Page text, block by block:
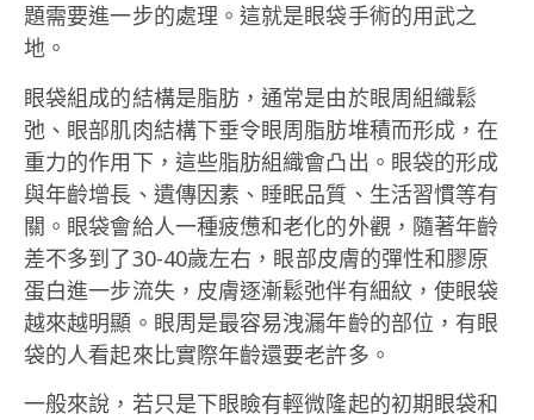
題需要進一步的處理。這就是眼袋手術的用武之
地。
眼袋組成的結構是脂肪，通常是由於眼周組織鬆
弛、眼部肌肉結構下垂令眼周脂肪堆積而形成，在
重力的作用下，這些脂肪組織會凸出。眼袋的形成
與年齡增長、遺傳因素、睡眠品質、生活習慣等有
關。眼袋會給人一種疲憊和老化的外觀，隨著年齡
差不多到了30-40歲左右，眼部皮膚的彈性和膠原
蛋白進一步流失，皮膚逐漸鬆弛伴有細紋，使眼袋
越來越明顯。眼周是最容易洩漏年齡的部位，有眼
袋的人看起來比實際年齡還要老許多。
一般來說，若只是下眼瞼有輕微隆起的初期眼袋和